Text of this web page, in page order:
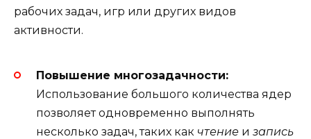
рабочих задач, игр или других видов
активности.
Повышение многозадачности:
Использование большого количества ядер
позволяет одновременно выполнять
несколько задач, таких как чтение и запись